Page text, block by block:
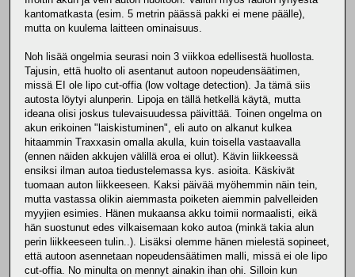
kantomatkasta (esim. 5 metrin päässä pakki ei mene päälle),
mutta on kuulema laitteen ominaisuus.
Noh lisää ongelmia seurasi noin 3 viikkoa edellisestä huollosta.
Tajusin, että huolto oli asentanut autoon nopeudensäätimen,
missä EI ole lipo cut-offia (low voltage detection). Ja tämä siis
autosta löytyi alunperin. Lipoja en tällä hetkellä käytä, mutta
ideana olisi joskus tulevaisuudessa päivittää. Toinen ongelma on
akun erikoinen "laiskistuminen", eli auto on alkanut kulkea
hitaammin Traxxasin omalla akulla, kuin toisella vastaavalla
(ennen näiden akkujen välillä eroa ei ollut). Kävin liikkeessä
ensiksi ilman autoa tiedustelemassa kys. asioita. Käskivät
tuomaan auton liikkeeseen. Kaksi päivää myöhemmin näin tein,
mutta vastassa olikin aiemmasta poiketen aiemmin palvelleiden
myyjien esimies. Hänen mukaansa akku toimii normaalisti, eikä
hän suostunut edes vilkaisemaan koko autoa (minkä takia alun
perin liikkeeseen tulin..). Lisäksi olemme hänen mielestä sopineet,
että autoon asennetaan nopeudensäätimen malli, missä ei ole lipo
cut-offia. No minulta on mennyt ainakin ihan ohi. Silloin kun